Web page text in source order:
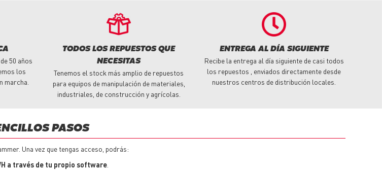
50 años
los
marcha.
TODOS LOS REPUESTOS QUE
NECESITAS
Tenemos el stock más amplio de repuestos
para equipos de manipulación de materiales,
industriales, de construcción y agrícolas.
ENTREGA AL DÍA SIGUIENTE
Recibe la entrega al día siguiente de casi todos
los repuestos , enviados directamente desde
nuestros centros de distribución locales.
PASOS
Una vez que tengas acceso, podrás:
a través de tu propio software